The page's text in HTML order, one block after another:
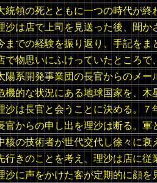
統領の死とともに一つの時代が
沙は店で上司を見送った後、聞
までの経験を振り返り、手記を
で物思いにふけっていたところ
陽系開発事業団の長官からのメ
機的な状況にある地球国家を、
沙は長官と会うことに決める。７
官からの申し出を理沙は断る。
核の技術者が世代交代し徐々に衰
行きのことを考え、理沙は店に従
沙に声をかけた客が定期的に顔を